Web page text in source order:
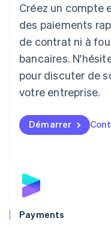
Créez un compte
des paiements
de contrat ni à
bancaires.
pour discuter de
votre entreprise.
Démarrer
Payments
Lettonie
English
Liechtenstein
DeutschEnglish
Lituanie
Luxembourg
FrançaisDeutsch
English简体中文
Malte
Norvège
English
English